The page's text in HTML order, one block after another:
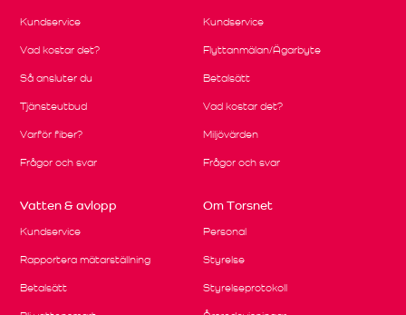
Kundservice
Vad kostar det?
Så ansluter du
Tjänsteutbud
Varför fiber?
Frågor och svar
Kundservice
Flyttanmälan/Ägarbyte
Betalsätt
Vad kostar det?
Miljövärden
Frågor och svar
Vatten & avlopp
Kundservice
Rapportera mätarställning
Betalsätt
Om Torsnet
Personal
Styrelse
Styrelseprotokoll